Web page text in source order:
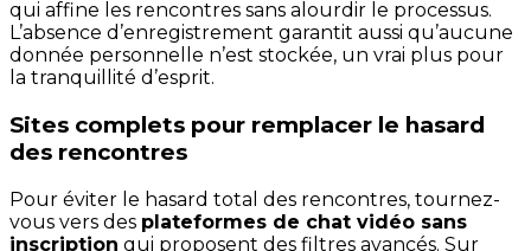
qui affine les rencontres sans alourdir le processus.
L’absence d’enregistrement garantit aussi qu’aucune
donnée personnelle n’est stockée, un vrai plus pour
la tranquillité d’esprit.
Sites complets pour remplacer le hasard
des rencontres
Pour éviter le hasard total des rencontres, tournez-
vous vers des plateformes de chat vidéo sans
inscription qui proposent des filtres avancés. Sur